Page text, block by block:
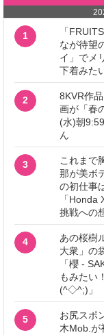
1
「
なが待望
イ」でメ
下着みた
2
8KVR作
画が「春
(水)朝
ん
3
これまで
那が美ボ
の初仕事
「
挑戦への
4
あの桜樹
大衆」の
「櫻 -
もみたい
(^◇^;)」
5
お尻スポ
木Mob.が